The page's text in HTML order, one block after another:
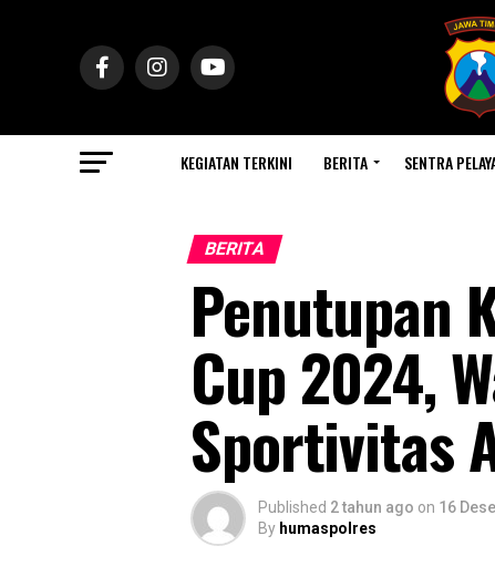
KEGIATAN TERKINI BERITA SENTRA
BERITA
Penutupan
Cup 2024,
Sportivitas
Published 2 tahun ago on 16
By humaspolres